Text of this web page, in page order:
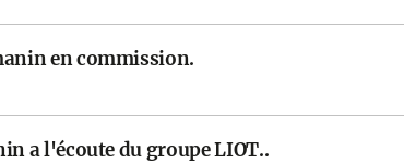
en commission.
a l'écoute du groupe LIOT..